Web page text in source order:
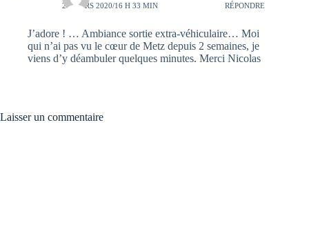
29 MARS 2020/16 H 33 MIN RÉPONDRE
J’adore ! … Ambiance sortie extra-véhiculaire… Moi
qui n’ai pas vu le cœur de Metz depuis 2 semaines, je
viens d’y déambuler quelques minutes. Merci Nicolas
Laisser un commentaire